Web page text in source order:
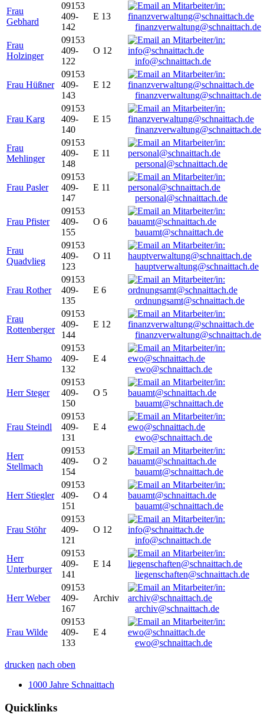
Frau
Gebhard
09153
409-
142
E 13
finanzverwaltung@schnaittach.de
Frau
Holzinger
09153
409-
122
O 12
info@schnaittach.de
Frau Hüßner
09153
409-
143
E 12
finanzverwaltung@schnaittach.de
Frau Karg
09153
409-
140
E 15
finanzverwaltung@schnaittach.de
Frau
Mehlinger
09153
409-
148
E 11
personal@schnaittach.de
Frau Pasler
09153
409-
147
E 11
personal@schnaittach.de
Frau Pfister
09153
409-
155
O 6
bauamt@schnaittach.de
Frau
Quadvlieg
09153
409-
123
O 11
hauptverwaltung@schnaittach.de
Frau Rother
09153
409-
135
E 6
ordnungsamt@schnaittach.de
Frau
Rottenberger
09153
409-
144
E 12
finanzverwaltung@schnaittach.de
Herr Shamo
09153
409-
132
E 4
ewo@schnaittach.de
Herr Steger
09153
409-
150
O 5
bauamt@schnaittach.de
Frau Steindl
09153
409-
131
E 4
ewo@schnaittach.de
Herr
Stellmach
09153
409-
154
O 2
bauamt@schnaittach.de
Herr Stiegler
09153
409-
151
O 4
bauamt@schnaittach.de
Frau Stöhr
09153
409-
121
O 12
info@schnaittach.de
Herr
Unterburger
09153
409-
141
E 14
liegenschaften@schnaittach.de
Herr Weber
09153
409-
167
Archiv
archiv@schnaittach.de
Frau Wilde
09153
409-
133
E 4
ewo@schnaittach.de
drucken nach oben
1000 Jahre Schnaittach
Quicklinks